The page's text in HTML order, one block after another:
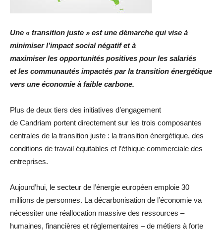
Une « transition juste » est une démarche qui vise à
minimiser l’impact social négatif et à
maximiser les opportunités positives pour les salariés
et les communautés impactés par la transition énergétique
vers une économie à faible carbone.
Plus de deux tiers des initiatives d’engagement
de Candriam portent directement sur les trois composantes
centrales de la transition juste : la transition énergétique, des
conditions de travail équitables et l’éthique commerciale des
entreprises.
Aujourd’hui, le secteur de l’énergie européen emploie 30
millions de personnes. La décarbonisation de l’économie va
nécessiter une réallocation massive des ressources –
humaines, financières et réglementaires – de métiers à forte